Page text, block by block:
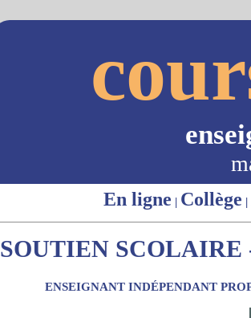
En ligne | Collège |
SOUTIEN SCOLAIRE
ENSEIGNANT INDÉPENDANT